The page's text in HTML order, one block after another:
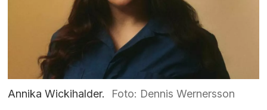
Annika Wickihalder. Foto: Dennis Wernersson